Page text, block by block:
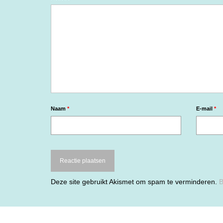
Naam * E-mail*
Deze site gebruikt Akismet om spam te verminderen.